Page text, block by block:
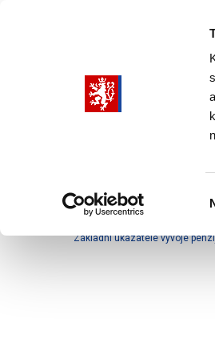
submenu
Základní ukazatele vývoje